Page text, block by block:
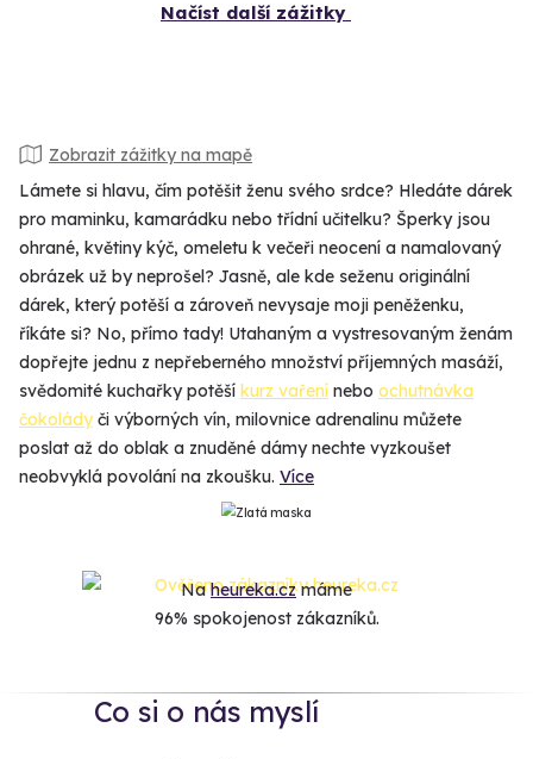
Načíst další zážitky
Zobrazit zážitky na mapě
Lámete si hlavu, čím potěšit ženu svého srdce? Hledáte dárek
pro maminku, kamarádku nebo třídní učitelku? Šperky jsou
ohrané, květiny kýč, omeletu k večeři neocení a namalovaný
obrázek už by neprošel? Jasně, ale kde seženu originální
dárek, který potěší a zároveň nevysaje moji peněženku,
říkáte si? No, přímo tady! Utahaným a vystresovaným ženám
dopřejte jednu z nepřeberného množství příjemných masáží,
svědomité kuchařky potěší kurz vaření nebo ochutnávka
čokolády či výborných vín, milovnice adrenalinu můžete
poslat až do oblak a znuděné dámy nechte vyzkoušet
neobvyklá povolání na zkoušku. Více
Naheureka.czmáme
96% spokojenost zákazníků.
Co si o nás myslí